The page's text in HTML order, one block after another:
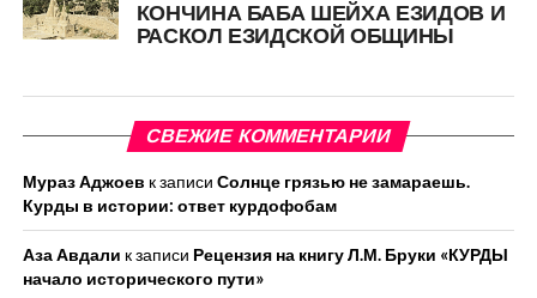
КОНЧИНА БАБА ШЕЙХА ЕЗИДОВ И
РАСКОЛ ЕЗИДСКОЙ ОБЩИНЫ
СВЕЖИЕ КОММЕНТАРИИ
Мураз Аджоев к записи Солнце грязью не замараешь.
Курды в истории: ответ курдофобам
Аза Авдали к записи Рецензия на книгу Л.М. Бруки «КУРДЫ
начало исторического пути»